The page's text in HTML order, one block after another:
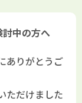
中の方へ
ありがとうご
ただけました